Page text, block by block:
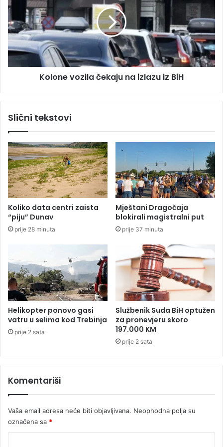
a
t
i
c
i
j
e
i
t
:
I
r
a
o
k
o
k
a
r
t
e
l
o
n
e
v
o
z
e
j
u
n
a
i
l
z
z
B
i
Kolone vozila čekaju na izlazu iz BiH
Slični tekstovi
Koliko data centri zaista
“piju” Dunav
prije 28 minuta
Mještani Dragočaja
blokirali magistralni put
prije 37 minuta
Helikopter ponovo gasi
vatru u selima kod Trebinja
prije 2 sata
Službenik Suda BiH optužen
za pronevjeru skoro
197.000 KM
prije 2 sata
Komentariši
Vaša email adresa neće biti objavljivana. Neophodna polja su
označena sa *